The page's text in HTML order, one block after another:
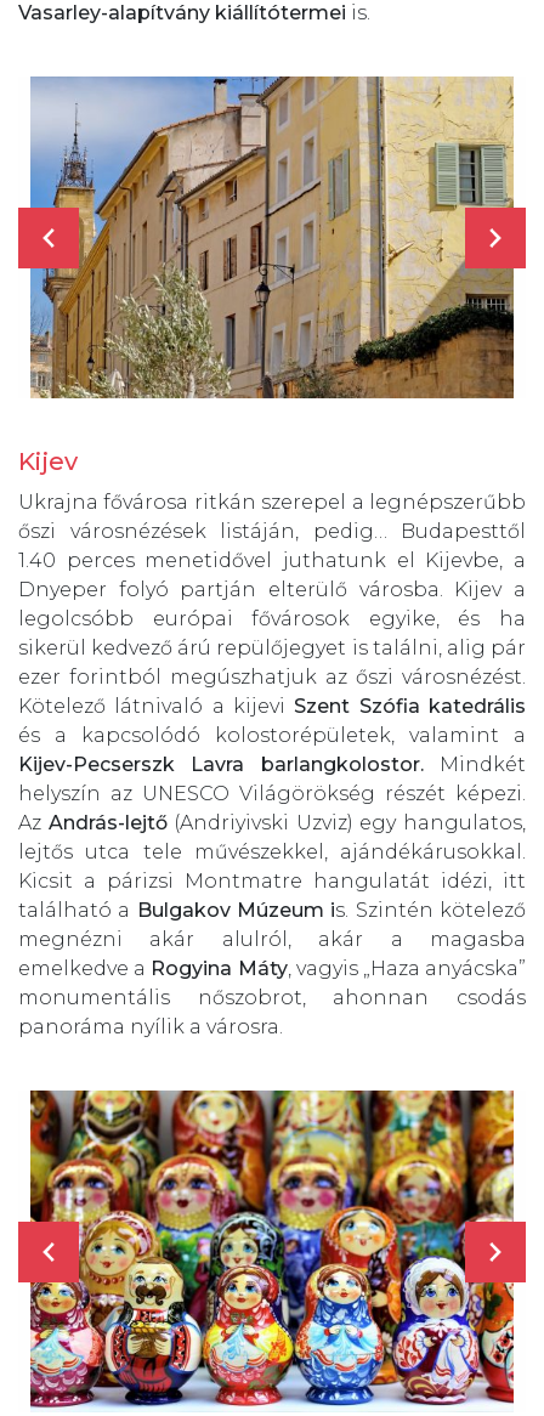
Vasarley-alapítvány kiállítótermei is.
Kijev
Ukrajna fővárosa ritkán szerepel a legnépszerűbb
őszi városnézések listáján, pedig… Budapesttől
1.40 perces menetidővel juthatunk el Kijevbe, a
Dnyeper folyó partján elterülő városba. Kijev a
legolcsóbb európai fővárosok egyike, és ha
sikerül kedvező árú repülőjegyet is találni, alig pár
ezer forintból megúszhatjuk az őszi városnézést.
Kötelező látnivaló a kijeviSzent Szófia katedrális
és a kapcsolódó kolostorépületek, valamint a
Kijev-Pecserszk Lavra barlangkolostor.Mindkét
helyszín az UNESCO Világörökség részét képezi.
Az András-lejtő(Andriyivski Uzviz) egy hangulatos,
lejtős utca tele művészekkel, ajándékárusokkal.
Kicsit a párizsi Montmatre hangulatát idézi, itt
található a Bulgakov Múzeum is. Szintén kötelező
megnézni akár alulról, akár a magasba
emelkedve a Rogyina Máty, vagyis „Haza anyácska”
monumentális nőszobrot, ahonnan csodás
panoráma nyílik a városra.